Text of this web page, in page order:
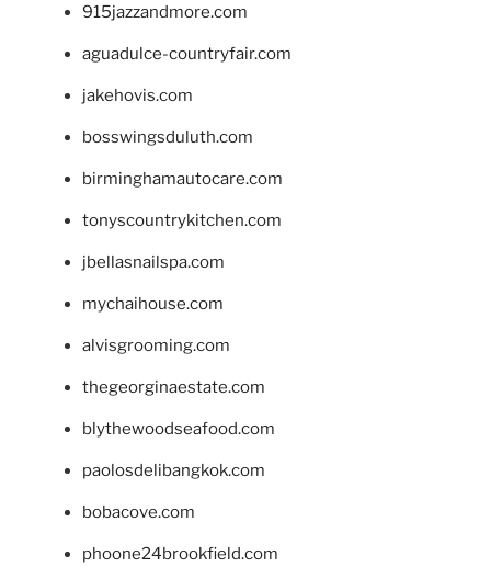
915jazzandmore.com
aguadulce-countryfair.com
jakehovis.com
bosswingsduluth.com
birminghamautocare.com
tonyscountrykitchen.com
jbellasnailspa.com
mychaihouse.com
alvisgrooming.com
thegeorginaestate.com
blythewoodseafood.com
paolosdelibangkok.com
bobacove.com
phoone24brookfield.com